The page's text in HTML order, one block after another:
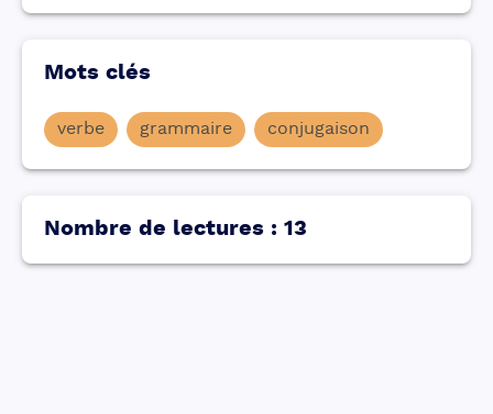
Mots clés
verbe grammaire conjugaison
Nombre de lectures : 13